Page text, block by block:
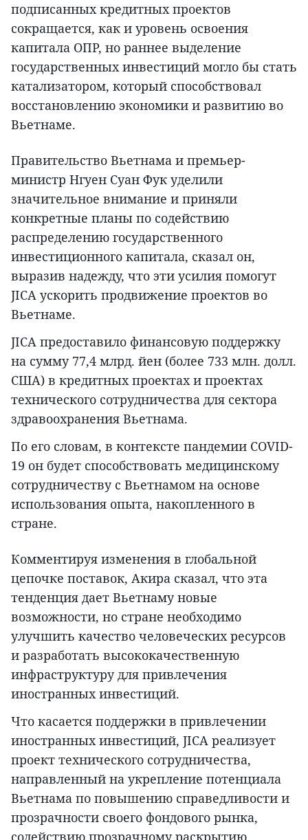
подписанных кредитных проектов
сокращается, как и уровень освоения
капитала ОПР, но раннее выделение
государственных инвестиций могло бы стать
катализатором, который способствовал
восстановлению экономики и развитию во
Вьетнаме.
Правительство Вьетнама и премьер-
министр Нгуен Суан Фук уделили
значительное внимание и приняли
конкретные планы по содействию
распределению государственного
инвестиционного капитала, сказал он,
выразив надежду, что эти усилия помогут
JICA ускорить продвижение проектов во
Вьетнаме.
JICA предоставило финансовую поддержку
на сумму 77,4 млрд. йен (более 733 млн. долл.
США) в кредитных проектах и проектах
технического сотрудничества для сектора
здравоохранения Вьетнама.
По его словам, в контексте пандемии COVID-
19 он будет способствовать медицинскому
сотрудничеству с Вьетнамом на основе
использования опыта, накопленного в
стране.
Комментируя изменения в глобальной
цепочке поставок, Акира сказал, что эта
тенденция дает Вьетнаму новые
возможности, но стране необходимо
улучшить качество человеческих ресурсов
и разработать высококачественную
инфраструктуру для привлечения
иностранных инвестиций.
Что касается поддержки в привлечении
иностранных инвестиций, JICA реализует
проект технического сотрудничества,
направленный на укрепление потенциала
Вьетнама по повышению справедливости и
прозрачности своего фондового рынка,
содействию прозрачному раскрытию